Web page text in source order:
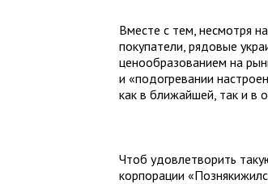
Вместе с тем, несмотря
покупатели, рядовые
ценообразованием на
и «подогревании
как в ближайшей, так и в
Чтоб удовлетворить
корпорации